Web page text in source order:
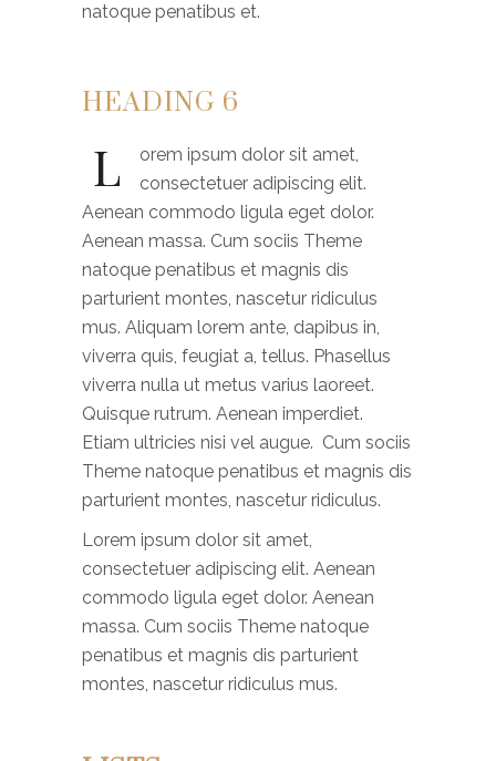
natoque penatibus et.
HEADING 6
L
orem ipsum dolor sit amet,
consectetuer adipiscing elit.
Aenean commodo ligula eget dolor.
Aenean massa. Cum sociis Theme
natoque penatibus et magnis dis
parturient montes, nascetur ridiculus
mus. Aliquam lorem ante, dapibus in,
viverra quis, feugiat a, tellus. Phasellus
viverra nulla ut metus varius laoreet.
Quisque rutrum. Aenean imperdiet.
Etiam ultricies nisi vel augue. Cum sociis
Theme natoque penatibus et magnis dis
parturient montes, nascetur ridiculus.
Lorem ipsum dolor sit amet,
consectetuer adipiscing elit. Aenean
commodo ligula eget dolor. Aenean
massa. Cum sociis Theme natoque
penatibus et magnis dis parturient
montes, nascetur ridiculus mus.